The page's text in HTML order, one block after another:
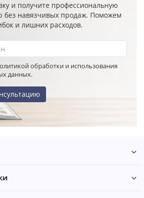
и получите профессиональную
без навязчивых продаж. Поможем
и лишних расходов.
обработки и использования
данных.